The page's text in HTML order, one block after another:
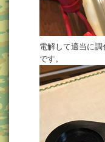
電解して適当に
です。